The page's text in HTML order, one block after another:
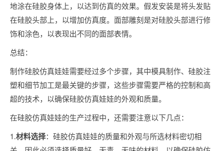
地涂在硅胶身体上，以达到仿真的效果。假发安装是将头发贴
在硅胶头部上，以增加仿真度。面部雕刻是对硅胶头部进行修
饰和涂色，以表现出不同的面部表情。
总结：
制作硅胶仿真娃娃需要经过多个步骤，其中模具制作、硅胶注
塑和细节加工是最关键的步骤，这些步骤需要严格的控制和高
超的技术，以确保硅胶仿真娃娃的外观和质量。
在硅胶仿真娃娃的生产过程中，还需要注意以下几点：
1.材料选择：硅胶仿真娃娃的质量和外观与所选材料密切相